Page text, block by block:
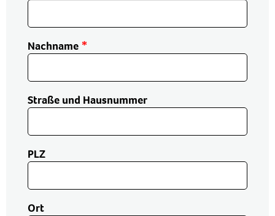
Nachname
Straße und Hausnummer
PLZ
Ort